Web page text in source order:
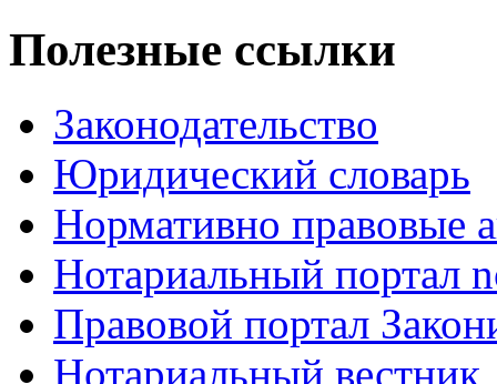
Полезные ссылки
Законодательство
Юридический словарь
Нормативно правовые
Нотариальный портал
Правовой портал
Нотариальный вестник